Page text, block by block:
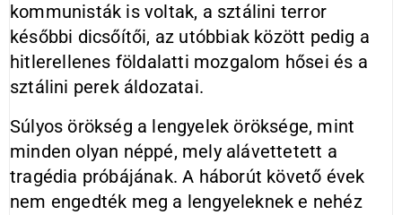
kommunisták is voltak, a sztálini terror
későbbi dicsőítői, az utóbbiak között pedig a
hitlerellenes földalatti mozgalom hősei és a
sztálini perek áldozatai.
Súlyos örökség a lengyelek öröksége, mint
minden olyan néppé, mely alávettetett a
tragédia próbájának. A háborút követő évek
nem engedték meg a lengyeleknek e nehéz